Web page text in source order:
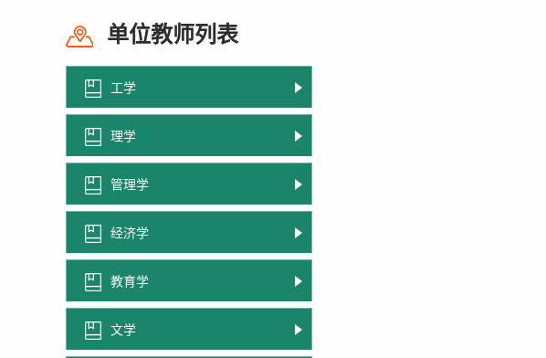
单位教师列表
工学
理学
管理学
经济学
教育学
文学